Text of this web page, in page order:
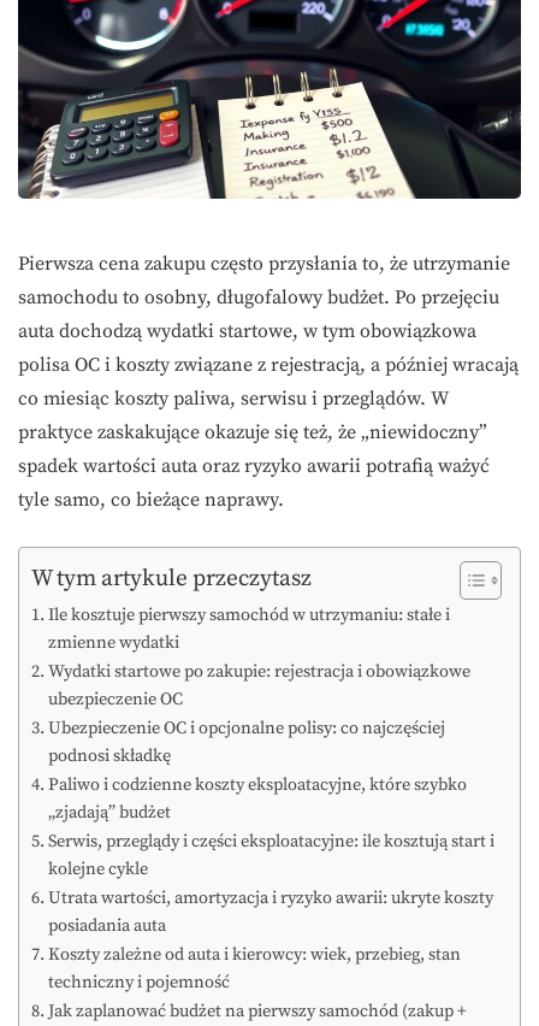
Pierwsza cena zakupu często przysłania to, że utrzymanie
samochodu to osobny, długofalowy budżet. Po przejęciu
auta dochodzą wydatki startowe, w tym obowiązkowa
polisa OC i koszty związane z rejestracją, a później wracają
co miesiąc koszty paliwa, serwisu i przeglądów. W
praktyce zaskakujące okazuje się też, że „niewidoczny”
spadek wartości auta oraz ryzyko awarii potrafią ważyć
tyle samo, co bieżące naprawy.
W tym artykule przeczytasz
Ile kosztuje pierwszy samochód w utrzymaniu: stałe i
zmienne wydatki
Wydatki startowe po zakupie: rejestracja i obowiązkowe
ubezpieczenie OC
Ubezpieczenie OC i opcjonalne polisy: co najczęściej
podnosi składkę
Paliwo i codzienne koszty eksploatacyjne, które szybko
„zjadają” budżet
Serwis, przeglądy i części eksploatacyjne: ile kosztują start i
kolejne cykle
Utrata wartości, amortyzacja i ryzyko awarii: ukryte koszty
posiadania auta
Koszty zależne od auta i kierowcy: wiek, przebieg, stan
techniczny i pojemność
Jak zaplanować budżet na pierwszy samochód (zakup +